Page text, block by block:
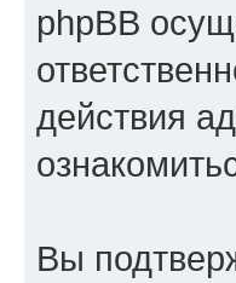
phpBB
действия
Вы